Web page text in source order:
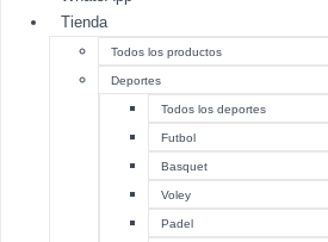
Tienda
Todos los productos
Deportes
Todos los deportes
Futbol
Basquet
Voley
Padel